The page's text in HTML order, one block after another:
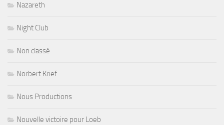
Nazareth
Night Club
Non classé
Norbert Krief
Nous Productions
Nouvelle victoire pour Loeb